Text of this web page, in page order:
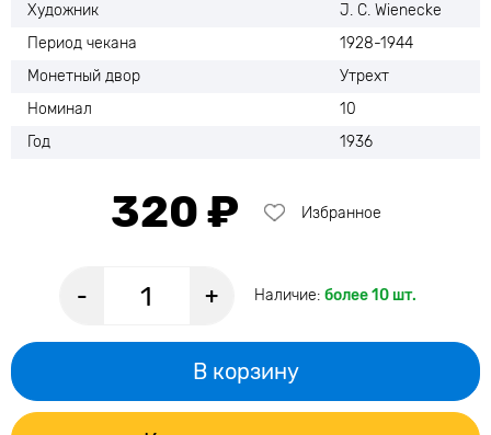
Художник
J. C. Wienecke
Период чекана
1928-1944
Монетный двор
Утрехт
Номинал
10
Год
1936
320 ₽ Избранное
- + Наличие: более 10 шт.
В корзину